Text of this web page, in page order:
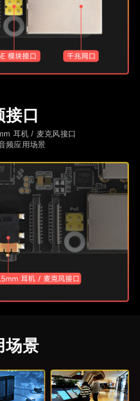
接口
耳机 / 麦克风接口
频应用场景
场景